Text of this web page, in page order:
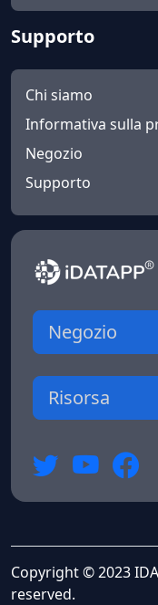
Supporto
Chi siamo
Informativa sulla
Negozio
Supporto
Negozio
Risorsa
Copyright © 2023
reserved.